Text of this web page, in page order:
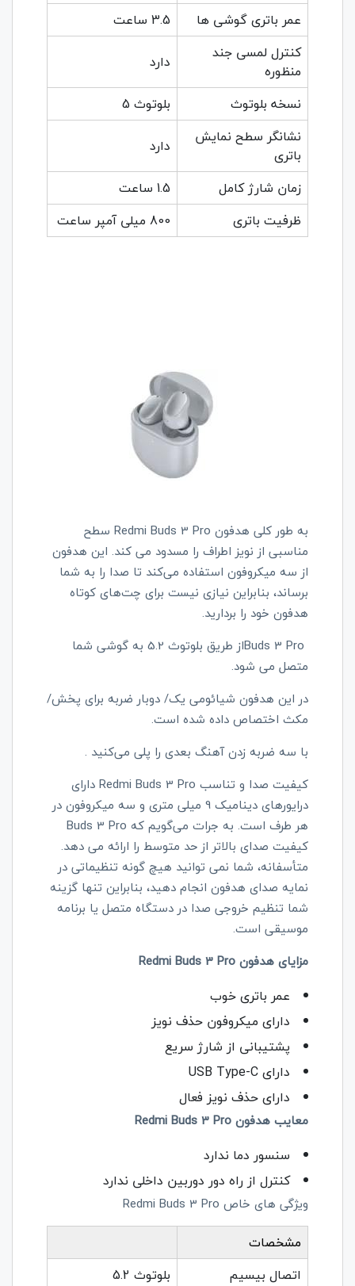
عمر باتری گوشی ها
3.5 ساعت
کنترل لمسی جند
منظوره
دارد
نسخه بلوتوث
بلوتوث 5
نشانگر سطح نمایش
باتری
دارد
زمان شارژ کامل
1.5 ساعت
ظرفیت باتری
800 میلی آمپر ساعت
به طور کلیRedmi Buds 3 Pro هدفون
سطح
مناسبی از نویز اطراف را مسدود می کند. این هدفون
از سه میکروفون استفاده می‌کند تا صدا را به شما
برساند، بنابراین نیازی نیست برای چت‌های کوتاه
هدفون خود را بردارید.
Buds 3 Pro
از طریق بلوتوث 5.2 به گوشی شما
متصل می شود.
در این هدفون شیائومی یک/ دوبار ضربه برای پخش/
مکث اختصاص داده شده است.
با سه ضربه زدن آهنگ بعدی را پلی می‌کنید .
کیفیت صدا و تناسب Redmi Buds 3 Proدارای
درایورهای دینامیک 9 میلی متری و سه میکروفون در
هر طرف است. به جرات می‌گویم که Buds 3 Pro
کیفیت صدای بالاتر از حد متوسط را ارائه می دهد.
متأسفانه، شما نمی توانید هیچ گونه تنظیماتی در
نمایه صدای هدفون انجام دهید، بنابراین تنها گزینه
شما تنظیم خروجی صدا در دستگاه متصل یا برنامه
موسیقی است.
مزایای هدفونRedmi Buds 3 Pro
عمر باتری خوب
دارای میکروفون حذف نویز
پشتیبانی از شارژ سریع
دارایUSB Type-C
دارای حذف نویز فعال
معایب هدفونRedmi Buds 3 Pro
سنسور دما ندارد
کنترل از راه دور دوربین داخلی ندارد
ویژگی های خاص Redmi Buds 3 Pro
مشخصات
اتصال بیسیم
بلوتوث 5.2